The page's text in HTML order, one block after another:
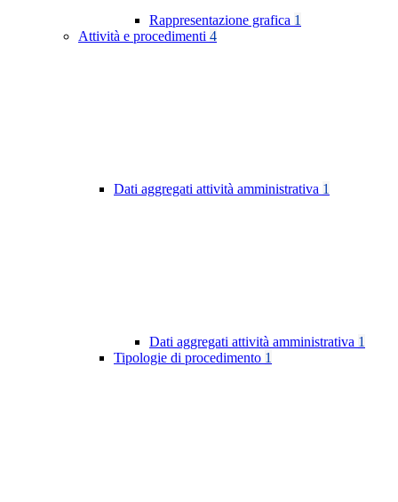
Rappresentazione grafica 1
Attività e procedimenti 4
Dati aggregati attività amministrativa 1
Dati aggregati attività amministrativa 1
Tipologie di procedimento 1